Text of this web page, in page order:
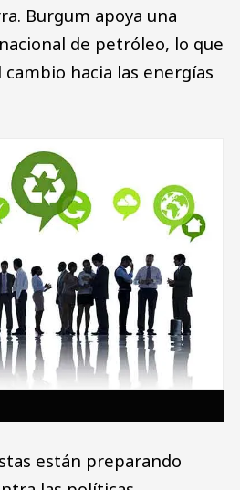
Burgum apoya una
de petróleo, lo que
hacia las energías
están preparando